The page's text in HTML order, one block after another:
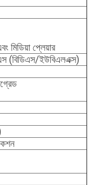
প্লেয়ার
(বিডিএস/ইউবিএলএক্স)